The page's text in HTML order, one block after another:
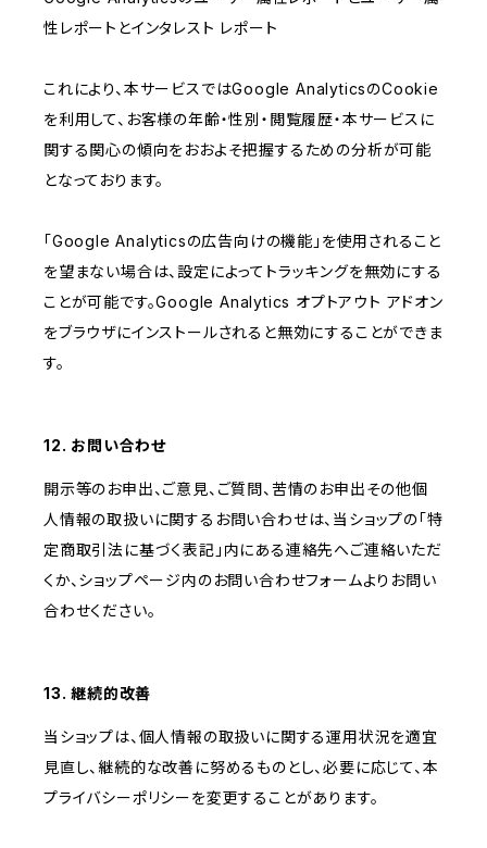
性レポートとインタレスト レポート
これにより、本サービスではGoogle AnalyticsのCookie
を利用して、お客様の年齢・性別・閲覧履歴・本サービスに
関する関心の傾向をおおよそ把握するための分析が可能
となっております。
「Google Analyticsの広告向けの機能」を使用されること
を望まない場合は、設定によってトラッキングを無効にする
ことが可能です。Google Analytics オプトアウト アドオン
をブラウザにインストールされると無効にすることができま
す。
12. お問い合わせ
開示等のお申出、ご意見、ご質問、苦情のお申出その他個
人情報の取扱いに関するお問い合わせは、当ショップの「特
定商取引法に基づく表記」内にある連絡先へご連絡いただ
くか、ショップページ内のお問い合わせフォームよりお問い
合わせください。
13. 継続的改善
当ショップは、個人情報の取扱いに関する運用状況を適宜
見直し、継続的な改善に努めるものとし、必要に応じて、本
プライバシーポリシーを変更することがあります。